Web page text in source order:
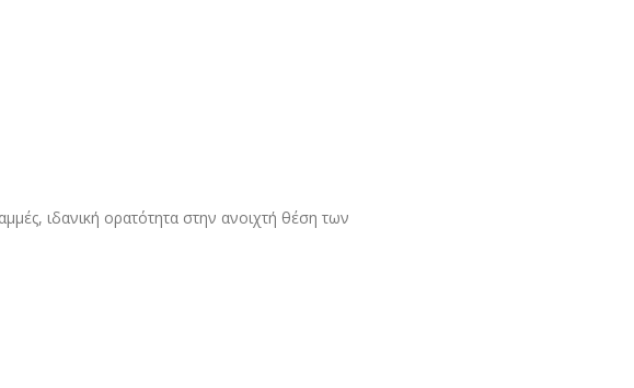
ιδανική ορατότητα στην ανοιχτή θέση των